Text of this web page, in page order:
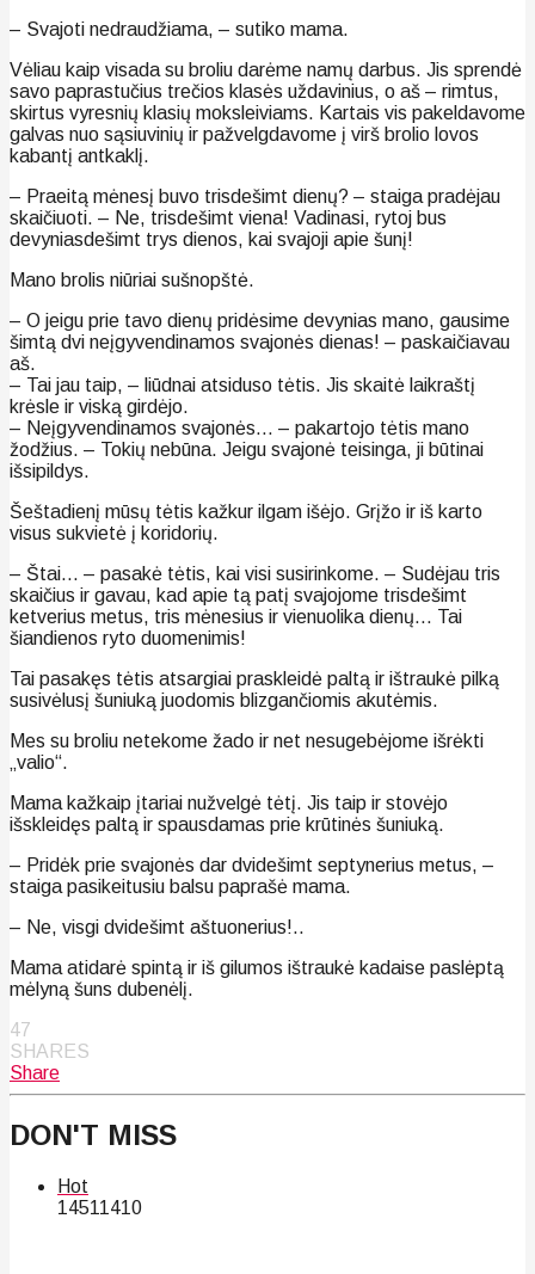
– Svajoti nedraudžiama, – sutiko mama.
Vėliau kaip visada su broliu darėme namų darbus. Jis sprendė
savo paprastučius trečios klasės uždavinius, o aš – rimtus,
skirtus vyresnių klasių moksleiviams. Kartais vis pakeldavome
galvas nuo sąsiuvinių ir pažvelgdavome į virš brolio lovos
kabantį antkaklį.
– Praeitą mėnesį buvo trisdešimt dienų? – staiga pradėjau
skaičiuoti. – Ne, trisdešimt viena! Vadinasi, rytoj bus
devyniasdešimt trys dienos, kai svajoji apie šunį!
Mano brolis niūriai sušnopštė.
– O jeigu prie tavo dienų pridėsime devynias mano, gausime
šimtą dvi neįgyvendinamos svajonės dienas! – paskaičiavau
aš.
– Tai jau taip, – liūdnai atsiduso tėtis. Jis skaitė laikraštį
krėsle ir viską girdėjo.
– Neįgyvendinamos svajonės… – pakartojo tėtis mano
žodžius. – Tokių nebūna. Jeigu svajonė teisinga, ji būtinai
išsipildys.
Šeštadienį mūsų tėtis kažkur ilgam išėjo. Grįžo ir iš karto
visus sukvietė į koridorių.
– Štai… – pasakė tėtis, kai visi susirinkome. – Sudėjau tris
skaičius ir gavau, kad apie tą patį svajojome trisdešimt
ketverius metus, tris mėnesius ir vienuolika dienų… Tai
šiandienos ryto duomenimis!
Tai pasakęs tėtis atsargiai praskleidė paltą ir ištraukė pilką
susivėlusį šuniuką juodomis blizgančiomis akutėmis.
Mes su broliu netekome žado ir net nesugebėjome išrėkti
„valio“.
Mama kažkaip įtariai nužvelgė tėtį. Jis taip ir stovėjo
išskleidęs paltą ir spausdamas prie krūtinės šuniuką.
– Pridėk prie svajonės dar dvidešimt septynerius metus, –
staiga pasikeitusiu balsu paprašė mama.
– Ne, visgi dvidešimt aštuonerius!..
Mama atidarė spintą ir iš gilumos ištraukė kadaise paslėptą
mėlyną šuns dubenėlį.
47
SHARES
Share
DON'T MISS
Hot
14511410